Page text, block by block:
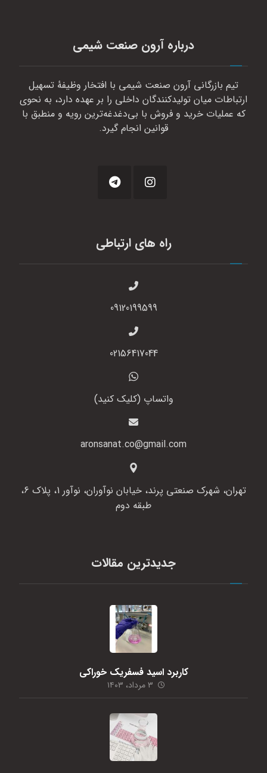
درباره آرون صنعت شیمی
تیم بازرگانی آرون صنعت شیمی با افتخار وظیفهٔ تسهیل
ارتباطات میان تولیدکنندگان داخلی را بر عهده دارد، به نحوی
که عملیات خرید و فروش با بی‌دغدغه‌ترین رویه و منطبق با
قوانین انجام گیرد.
راه های ارتباطی
09120199599
02156417044
واتساپ (کلیک کنید)
aronsanat.co@gmail.com
تهران، شهرک صنعتی پرند، خیابان نوآوران، نوآور 1، پلاک 6،
طبقه دوم
جدیدترین مقالات
کاربرد اسید فسفریک خوراکی
۳ مرداد، ۱۴۰۳